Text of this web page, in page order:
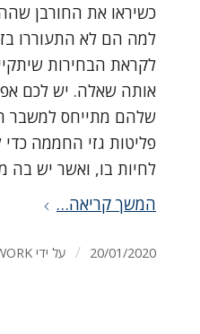
כשיראו את החורבן
אותה שאלה. יש לכם
שלהם מתייחס למשבר
פליטות גזי החממה
לחיות בו, ואשר יש בה
המשך קריאה…
20/01/2020
/ על ידי